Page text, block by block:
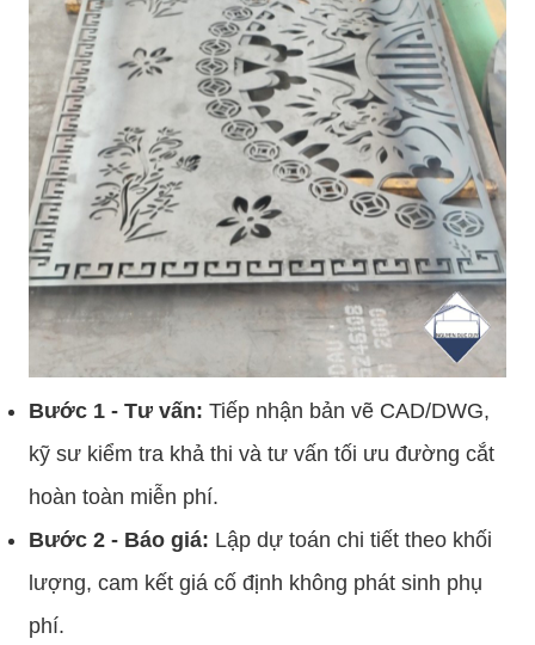
Bước 1 - Tư vấn: Tiếp nhận bản vẽ CAD/DWG,
kỹ sư kiểm tra khả thi và tư vấn tối ưu đường cắt
hoàn toàn miễn phí.
Bước 2 - Báo giá: Lập dự toán chi tiết theo khối
lượng, cam kết giá cố định không phát sinh phụ
phí.